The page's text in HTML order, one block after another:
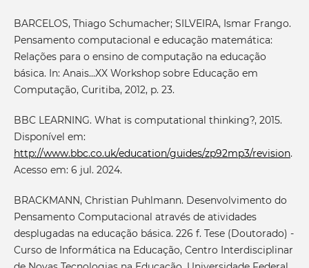
BARCELOS, Thiago Schumacher; SILVEIRA, Ismar Frango.
Pensamento computacional e educação matemática:
Relações para o ensino de computação na educação
básica. In: Anais...XX Workshop sobre Educação em
Computação, Curitiba, 2012, p. 23.
BBC LEARNING. What is computational thinking?, 2015.
Disponível em:
http://www.bbc.co.uk/education/guides/zp92mp3/revision.
Acesso em: 6 jul. 2024.
BRACKMANN, Christian Puhlmann. Desenvolvimento do
Pensamento Computacional através de atividades
desplugadas na educação básica. 226 f. Tese (Doutorado) -
Curso de Informática na Educação, Centro Interdisciplinar